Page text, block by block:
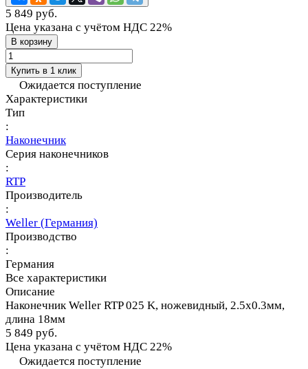
5 849 руб.
Цена указана с учётом НДС 22%
В корзину
Купить в 1 клик
Ожидается поступление
Характеристики
Тип
:
Наконечник
Серия наконечников
:
RTP
Производитель
:
Weller (Германия)
Производство
:
Германия
Все характеристики
Описание
Наконечник Weller RTP 025 K, ножевидный, 2.5х0.3мм,
длина 18мм
5 849 руб.
Цена указана с учётом НДС 22%
Ожидается поступление